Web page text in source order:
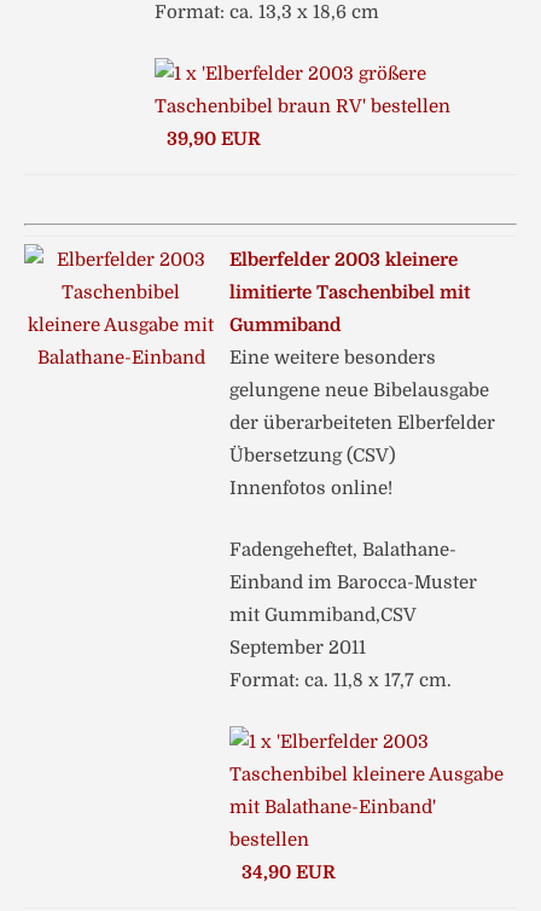
Format: ca. 13,3 x 18,6 cm
39,90 EUR
Elberfelder 2003 kleinere
limitierte Taschenbibel mit
Gummiband
Eine weitere besonders
gelungene neue Bibelausgabe
der überarbeiteten Elberfelder
Übersetzung (CSV)
Innenfotos online!
Fadengeheftet, Balathane-
Einband im Barocca-Muster
mit Gummiband,CSV
September 2011
Format: ca. 11,8 x 17,7 cm.
34,90 EUR